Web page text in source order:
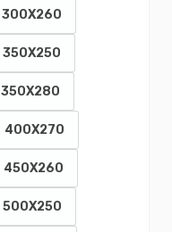
300X260
350X250
350X280
400X270
450X260
500X250